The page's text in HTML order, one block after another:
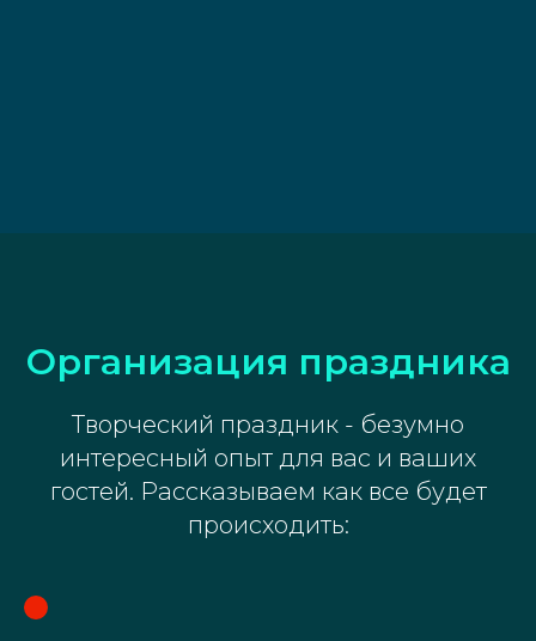
Организация праздника
Творческий праздник - безумно
интересный опыт для вас и ваших
гостей. Рассказываем как все будет
происходить: